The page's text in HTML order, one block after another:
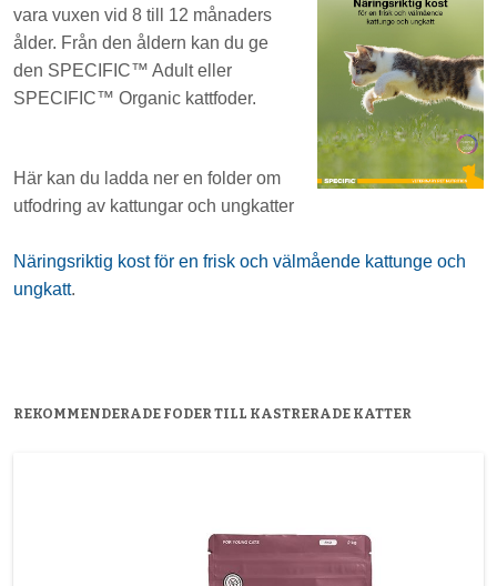
vara vuxen vid 8 till 12 månaders
ålder. Från den åldern kan du ge
den SPECIFIC™ Adult eller
SPECIFIC™ Organic kattfoder.
Här kan du ladda ner en folder om
utfodring av kattungar och ungkatter
Näringsriktig kost för en frisk och välmående kattunge och
ungkatt.
REKOMMENDERADE FODER TILL KASTRERADE KATTER